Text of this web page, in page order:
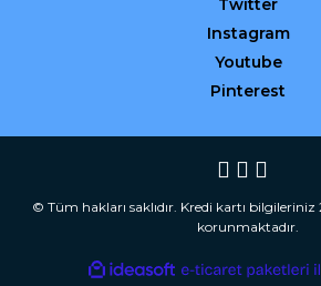
Twitter
Instagram
Youtube
Pinterest
© Tüm hakları saklıdır. Kredi kartı bilgileriniz
korunmaktadır.
ideasoft
e-